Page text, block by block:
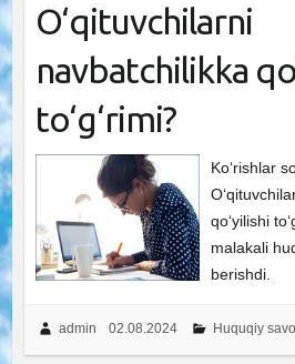
O‘qituvchilarni
navbatchilikka
to‘g‘rimi?
Ko‘rishlar
qo‘yilishi
malakali
berishdi.
admin 02.08.2024 Huquqiy